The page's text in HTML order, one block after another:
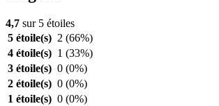
4,7 sur 5 étoiles
5 étoile(s) 2 (66%)
4 étoile(s) 1 (33%)
3 étoile(s) 0 (0%)
2 étoile(s) 0 (0%)
1 étoile(s) 0 (0%)